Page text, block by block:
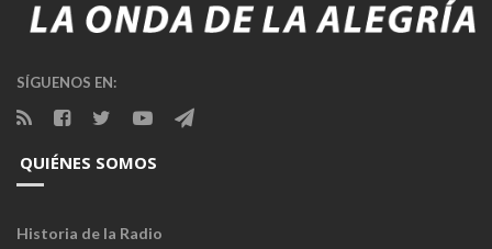
SÍGUENOS EN:
QUIÉNES SOMOS
Historia de la Radio